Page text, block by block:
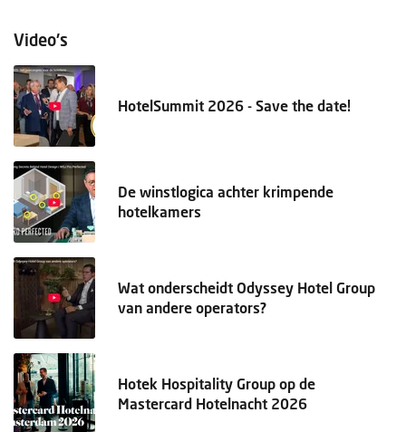
Video's
HotelSummit 2026 - Save the date!
De winstlogica achter krimpende
hotelkamers
Wat onderscheidt Odyssey Hotel Group
van andere operators?
Hotek Hospitality Group op de
Mastercard Hotelnacht 2026